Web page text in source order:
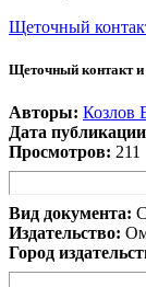
Щеточный
Щеточный контакт
Авторы: Козлов
Дата
Просмотров: 211
Вид документа:
Издательство:
Город